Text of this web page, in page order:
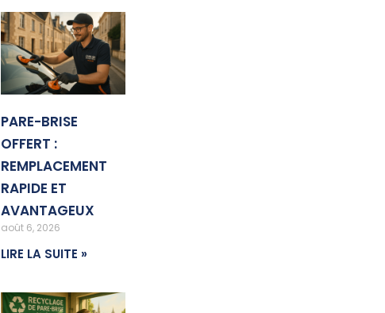
PARE-BRISE
OFFERT :
REMPLACEMENT
RAPIDE ET
AVANTAGEUX
août 6, 2026
LIRE LA SUITE »